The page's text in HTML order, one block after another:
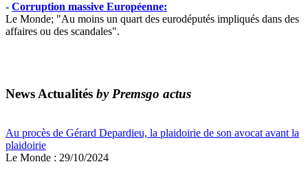
- Corruption massive Européenne:
Le Monde; "Au moins un quart des eurodéputés impliqués dans des
affaires ou des scandales".
News Actualités by Premsgo actus
Au procès de Gérard Depardieu, la plaidoirie de son avocat avant la
plaidoirie
Le Monde : 29/10/2024